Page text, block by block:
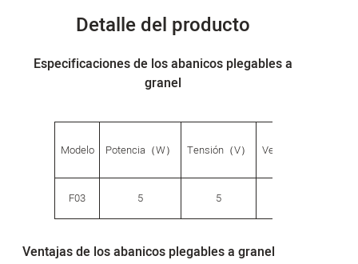
Detalle del producto
Especificaciones de los abanicos plegables a
granel
Modelo Potencia（W） Tensión（V） Velocidad
F03 5 5
Ventajas de los abanicos plegables a granel